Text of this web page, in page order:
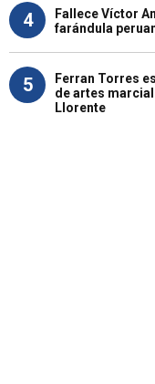
4
Fallece Víctor
farándula
5
Ferran Torres
de artes
Llorente